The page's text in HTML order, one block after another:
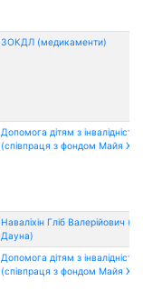
ЗОКДЛ (медикаменти)
Допомога дітям з інвалідністю
(співпраця з фондом Майя
Наваліхін Гліб Валерійович
Дауна)
Допомога дітям з інвалідністю
(співпраця з фондом Майя